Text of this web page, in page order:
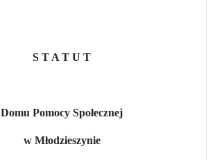
S T A T U T
Domu Pomocy Społecznej
w Młodzieszynie